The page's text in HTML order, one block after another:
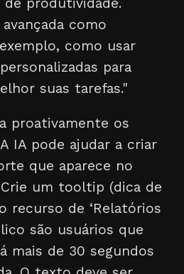
como
como usar
para
suas tarefas."
proativamente os
IA pode ajudar a criar
que aparece no
um tooltip (dica de
recurso de ‘Relatórios
são usuários que
mais de 30 segundos